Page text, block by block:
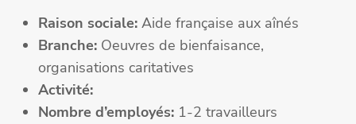
Raison sociale: Aide française aux aînés
Branche: Oeuvres de bienfaisance,
organisations caritatives
Activité:
Nombre d’employés: 1-2 travailleurs